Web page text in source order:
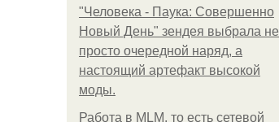
"Человека - Паука: Совершенно
Новый День" зендея выбрала не
просто очередной наряд, а
настоящий артефакт высокой
моды.
Работа в MLM, то есть сетевой